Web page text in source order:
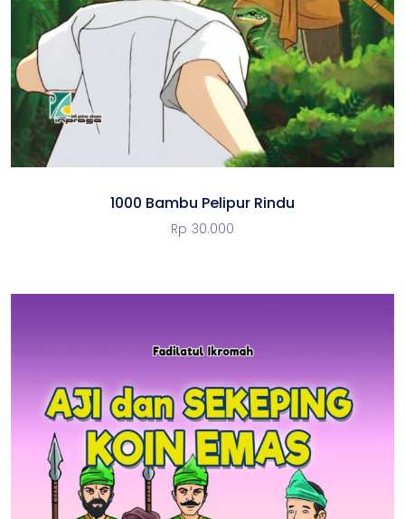
1000 Bambu Pelipur Rindu
Rp 30.000